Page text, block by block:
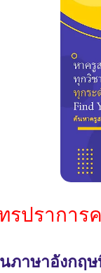
รปรากา
ภาษาอังก